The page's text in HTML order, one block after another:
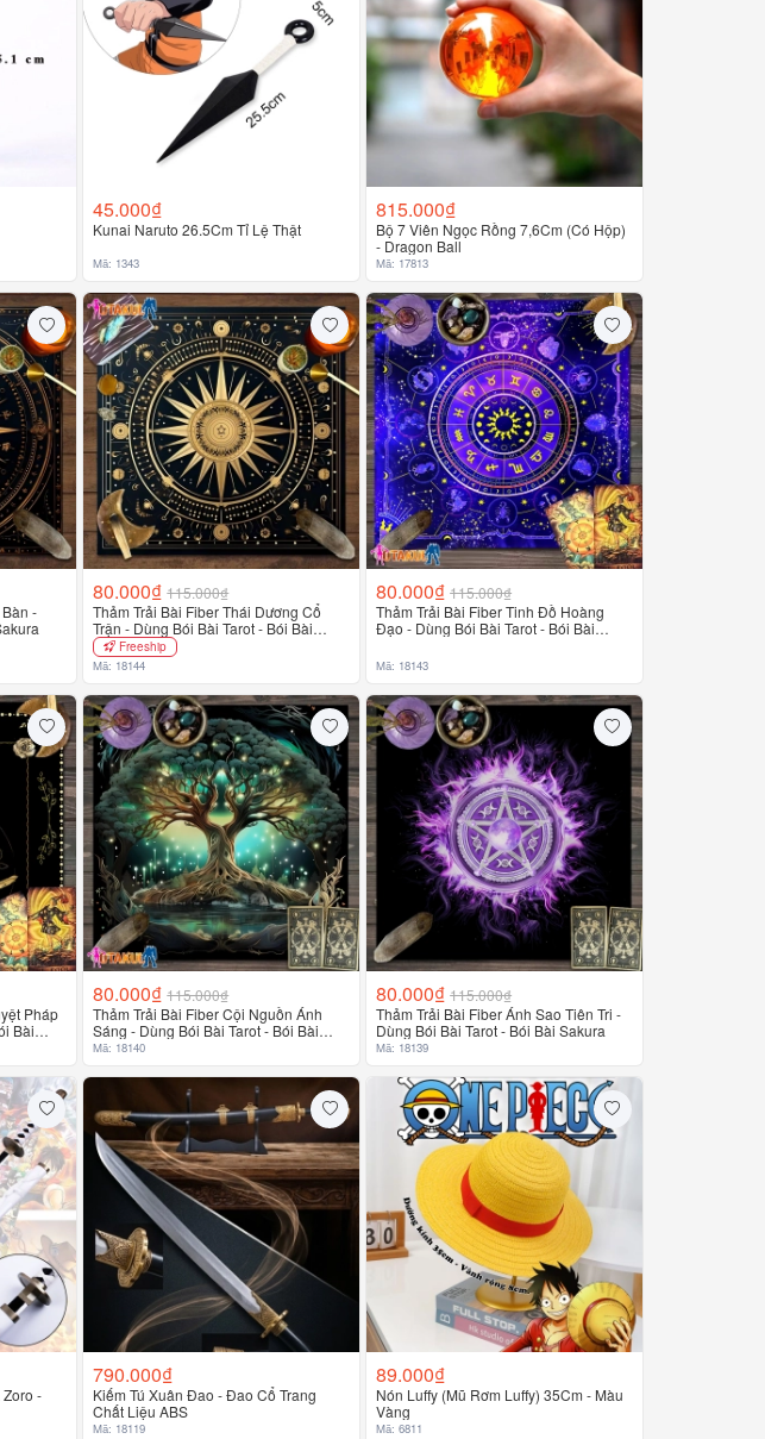
45.000₫
Kunai Naruto 26.5Cm Tỉ Lệ Thật
Mã: 1343
815.000₫
Bộ 7 Viên Ngọc Rồng 7,6Cm (Có Hộp)
- Dragon Ball
Mã: 17813
-
80.000₫115.000₫
Thảm Trải Bài Fiber Thái Dương Cổ
Trận - Dùng Bói Bài Tarot - Bói Bài
SakuraFreeship
Mã: 18144
80.000₫115.000₫
Thảm Trải Bài Fiber Tinh Đồ Hoàng
Đạo - Dùng Bói Bài Tarot - Bói Bài
Mã: 18143
Pháp
Bài
80.000₫115.000₫
Thảm Trải Bài Fiber Cội Nguồn Ánh
Sáng - Dùng Bói Bài Tarot - Bói Bài
Sakura
Mã: 18140
80.000₫115.000₫
Thảm Trải Bài Fiber Ánh Sao Tiên Tri -
Dùng Bói Bài Tarot - Bói Bài Sakura
Mã: 18139
-
790.000₫
Kiếm Tú Xuân Đao - Đao Cổ Trang
Chất Liệu ABS
Mã: 18119
89.000₫
Nón Luffy (Mũ Rơm Luffy) 35Cm - Màu
Vàng
Mã: 6811